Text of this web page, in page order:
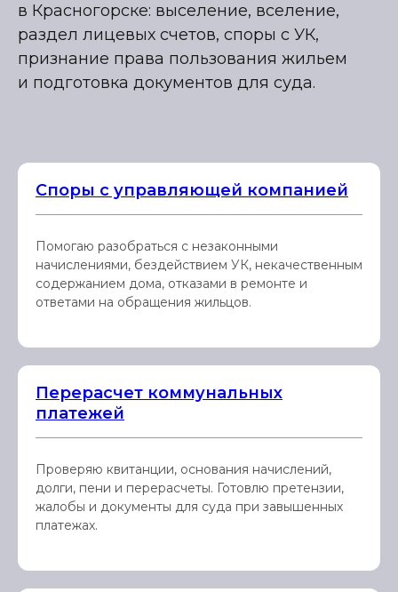
в Красногорске: выселение, вселение,
раздел лицевых счетов, споры с УК,
признание права пользования жильем
и подготовка документов для суда.
Споры с управляющей компанией
Помогаю разобраться с незаконными
начислениями, бездействием УК, некачественным
содержанием дома, отказами в ремонте и
ответами на обращения жильцов.
Перерасчет коммунальных
платежей
Проверяю квитанции, основания начислений,
долги, пени и перерасчеты. Готовлю претензии,
жалобы и документы для суда при завышенных
платежах.